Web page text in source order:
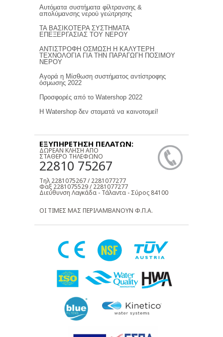
Αυτόματα συστήματα φίλτρανσης &
απολύμανσης νερού γεώτρησης
ΤΑ ΒΑΣΙΚΟΤΕΡΑ ΣΥΣΤΗΜΑΤΑ
ΕΠΕΞΕΡΓΑΣΙΑΣ ΤΟΥ ΝΕΡΟΥ
ΑΝΤΙΣΤΡΟΦΗ ΟΣΜΩΣΗ Η ΚΑΛΥΤΕΡΗ
ΤΕΧΝΟΛΟΓΙΑ ΓΙΑ ΤΗΝ ΠΑΡΑΓΩΓΗ ΠΟΣΙΜΟΥ
ΝΕΡΟΥ
Αγορά η Μίσθωση συστήματος αντίστροφης
όσμωσης 2022
Προσφορές από το Watershop 2022
Η Watershop δεν σταματά να καινοτομεί!
ΕΞΥΠΗΡΕΤΗΣΗ ΠΕΛΑΤΩΝ:
ΔΩΡΕΑΝ ΚΛΗΣΗ ΑΠΟ
ΣΤΑΘΕΡΟ ΤΗΛΕΦΩΝΟ
22810 75267
Τηλ 2281075267 / 2281077277
Φαξ 2281075529 / 2281077277
Διεύθυνση Λαγκάδα - Τάλαντα - Σύρος 84100
ΟΙ ΤΙΜΕΣ ΜΑΣ ΠΕΡΙΛΑΜΒΑΝΟΥΝ Φ.Π.Α.